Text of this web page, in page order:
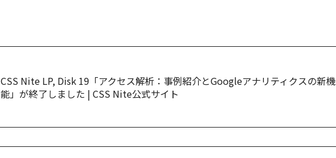
CSS Nite LP, Disk 19「アクセス解析：事例紹介とGoogleアナリティクスの新機
能」が終了しました | CSS Nite公式サイト